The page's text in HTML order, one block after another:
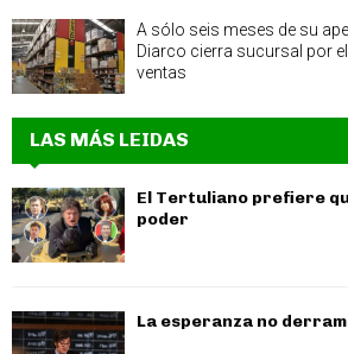
A sólo seis meses de su
Diarco cierra sucursal por
ventas
LAS MÁS LEIDAS
El Tertuliano prefiere
poder
La esperanza no